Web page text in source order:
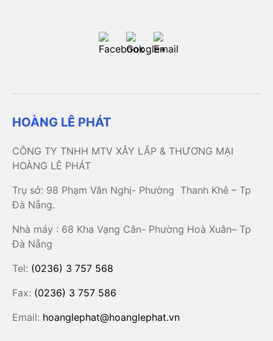
HOÀNG LÊ PHÁT
CÔNG TY TNHH MTV XÂY LẮP & THƯƠNG MẠI
HOÀNG LÊ PHÁT
Trụ sở: 98 Phạm Văn Nghị- Phường Thanh Khê – Tp
Đà Nẵng.
Nhà máy : 68 Kha Vạng Cân- Phường Hoà Xuân– Tp
Đà Nẵng
Tel: (0236) 3 757 568
Fax: (0236) 3 757 586
Email: hoanglephat@hoanglephat.vn